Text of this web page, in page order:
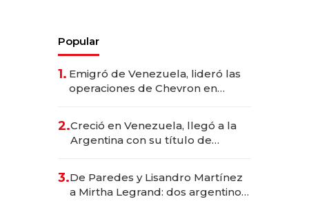
Popular
1. Emigró de Venezuela, lideró las
operaciones de Chevron en
2.Creció en Venezuela, llegó a la
Argentina con su título de
las marcas "fast premium"
3.De Paredes y Lisandro Martínez
a Mirtha Legrand: dos argentinos